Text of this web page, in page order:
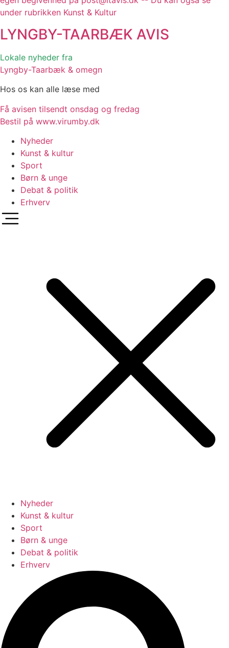
under rubrikken Kunst & Kultur
LYNGBY-TAARBÆK AVIS
Lokale nyheder fra
Lyngby-Taarbæk & omegn
Hos os kan alle læse med
Få avisen tilsendt onsdag og fredag
Bestil på www.virumby.dk
Nyheder
Kunst & kultur
Sport
Børn & unge
Debat & politik
Erhverv
Nyheder
Kunst & kultur
Sport
Børn & unge
Debat & politik
Erhverv